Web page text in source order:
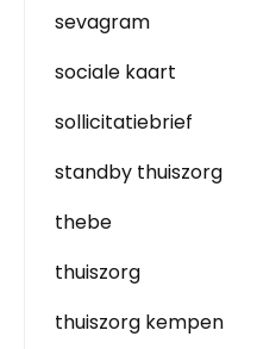
sevagram
sociale kaart
sollicitatiebrief
standby thuiszorg
thebe
thuiszorg
thuiszorg kempen